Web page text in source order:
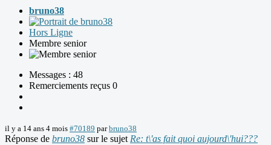
bruno38
Hors Ligne
Membre senior
Messages : 48
Remerciements reçus 0
il y a 14 ans 4 mois #70189 parbruno38
Réponse de bruno38 sur le sujet Re: t\'as fait quoi aujourd\'hui???